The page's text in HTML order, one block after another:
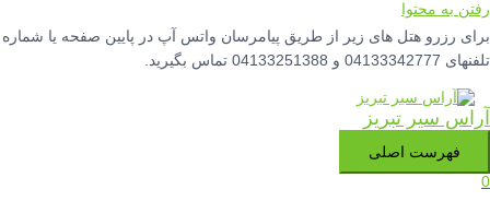
رفتن به محتوا
برای رزرو هتل های زیر از طریق پیامرسان واتس آپ در پایین صفحه یا شماره
تلفنهای 04133342777 و 04133251388 تماس بگیرید.
آراس سیر تبریز
فهرست اصلی
0